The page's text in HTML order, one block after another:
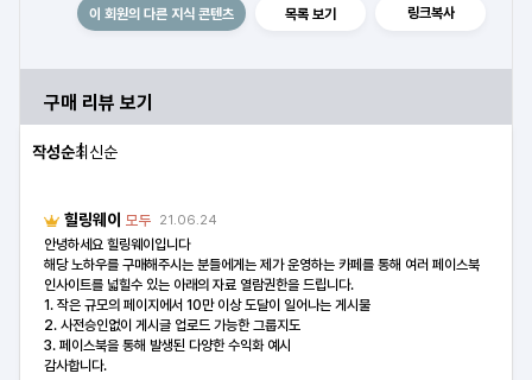
이 회원의 다른 지식 콘텐츠 목록 보기 링크복사
구매 리뷰 보기
작성순최신순
힐링웨이 모두 21.06.24
안녕하세요 힐링웨이입니다
해당 노하우를 구매해주시는 분들에게는 제가 운영하는 카페를 통해 여러 페이스북
인사이트를 넓힐수 있는 아래의 자료 열람권한을 드립니다.
1. 작은 규모의 페이지에서 10만 이상 도달이 일어나는 게시물
2. 사전승인없이 게시글 업로드 가능한 그룹지도
3. 페이스북을 통해 발생된 다양한 수익화 예시
감사합니다.